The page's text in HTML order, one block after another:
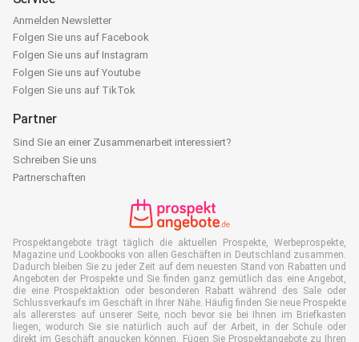
Anmelden Newsletter
Folgen Sie uns auf Facebook
Folgen Sie uns auf Instagram
Folgen Sie uns auf Youtube
Folgen Sie uns auf TikTok
Partner
Sind Sie an einer Zusammenarbeit interessiert?
Schreiben Sie uns
Partnerschaften
Prospektangebote trägt täglich die aktuellen Prospekte, Werbeprospekte,
Magazine und Lookbooks von allen Geschäften in Deutschland zusammen.
Dadurch bleiben Sie zu jeder Zeit auf dem neuesten Stand von Rabatten und
Angeboten der Prospekte und Sie finden ganz gemütlich das eine Angebot,
die eine Prospektaktion oder besonderen Rabatt während des Sale oder
Schlussverkaufs im Geschäft in Ihrer Nähe. Häufig finden Sie neue Prospekte
als allererstes auf unserer Seite, noch bevor sie bei Ihnen im Briefkasten
liegen, wodurch Sie sie natürlich auch auf der Arbeit, in der Schule oder
direkt im Geschäft angucken können. Fügen Sie Prospektangebote zu Ihren